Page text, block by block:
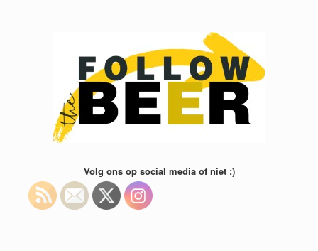
Volg ons op social media of niet :)